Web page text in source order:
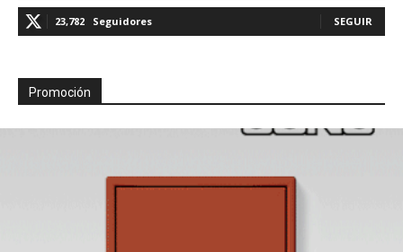
23,782 Seguidores SEGUIR
Promoción